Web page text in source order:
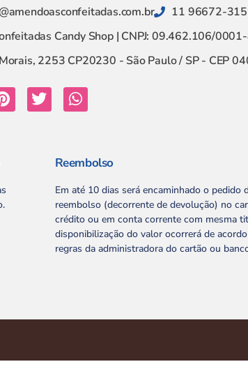
11 96672-
Candy Shop | CNPJ: 09.462.106/
2253 CP20230 - São Paulo / SP - CEP
Reembolso
Em até 10 dias será encaminhado o pedido
reembolso (decorrente de devolução) no
crédito ou em conta corrente com mesma
disponibilização do valor ocorrerá de
regras da administradora do cartão ou